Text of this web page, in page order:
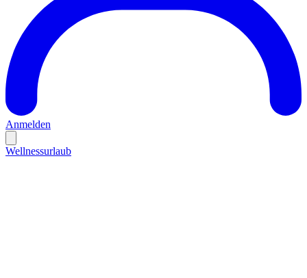
Anmelden
Wellnessurlaub